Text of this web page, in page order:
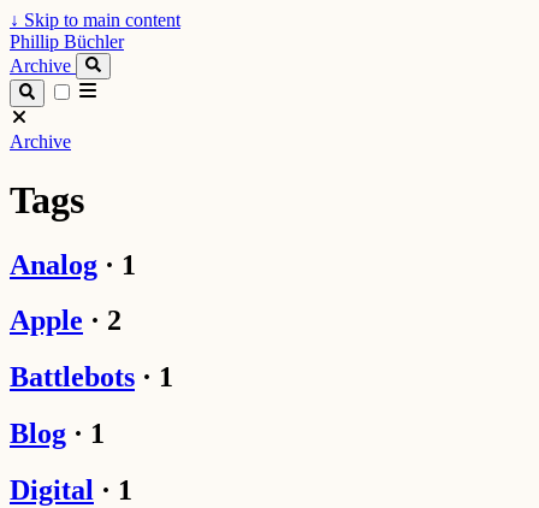
↓ Skip to main content
Phillip Büchler
Archive
Archive
Tags
Analog · 1
Apple · 2
Battlebots · 1
Blog · 1
Digital · 1